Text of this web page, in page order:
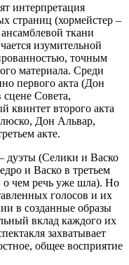
интерпретация
страниц (хормейстер –
ткани
изумительной
точным
материала. Среди
первого акта (Дон
Совета,
квинтет второго акта
Дон Альвар,
акте.
дуэты (Селики и Васко
и Васко в третьем
о чем речь уже шла). Но
голосов и их
в созданные образы
вклад каждого их
захватывает
общее восприятие